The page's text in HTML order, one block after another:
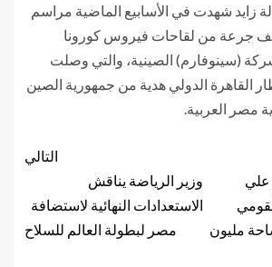
زايد شهدت في الأسابيع الماضية مراسم
استلام 600 ألف جرعة من لقاحات فيروس كورونا
(سينوفارم) الصينية، والتي وصلت
القاهرة الدولي هدية من جمهورية الصين
مصر العربية.
علي
مليون
التالي
وزير الرياضة يناقش
الاستعدادات النهائية لاستضافة
مصر لبطولة العالم للسلاح